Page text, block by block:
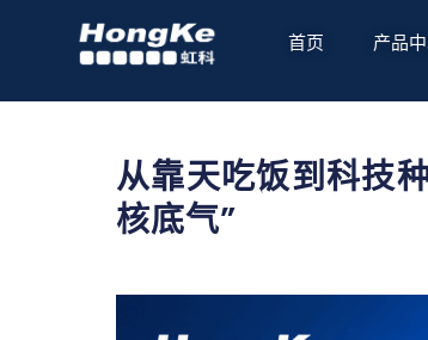
首页 产品
从靠天吃饭到科技
核底气”